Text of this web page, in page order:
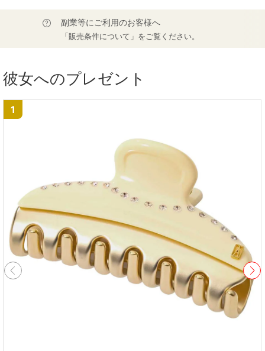
副業等にご利用のお客様へ
「販売条件について」をご覧ください。
彼女へのプレゼント
1